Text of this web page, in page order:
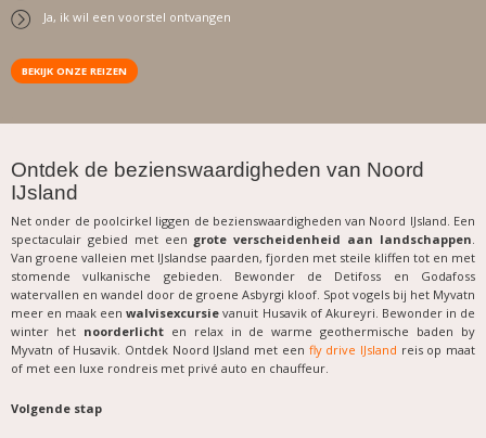
Ja, ik wil een voorstel ontvangen
BEKIJK ONZE REIZEN
Ontdek de bezienswaardigheden van Noord
IJsland
Net onder de poolcirkel liggen de bezienswaardigheden van Noord IJsland. Een
spectaculair gebied met een grote verscheidenheid aan landschappen
Van groene valleien met IJslandse paarden, fjorden met steile kliffen tot en met
stomende vulkanische gebieden. Bewonder de Detifoss en Godafoss
watervallen en wandel door de groene Asbyrgi kloof. Spot vogels bij het Myvatn
meer en maak eenwalvisexcursie vanuit Husavik of Akureyri. Bewonder in de
winter het noorderlichten relax in de warme geothermische baden by
Myvatn of Husavik. Ontdek Noord IJsland met een fly drive IJsland reis op maat
of met een luxe rondreis met privé auto en chauffeur.
Volgende stap